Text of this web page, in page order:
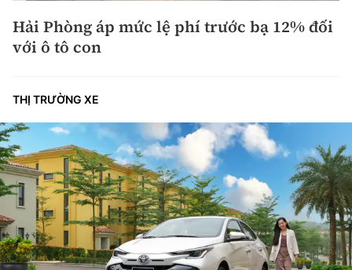
Hải Phòng áp mức lệ phí trước bạ 12% đối
với ô tô con
THỊ TRƯỜNG XE